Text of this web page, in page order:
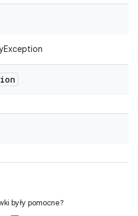
były pomocne?